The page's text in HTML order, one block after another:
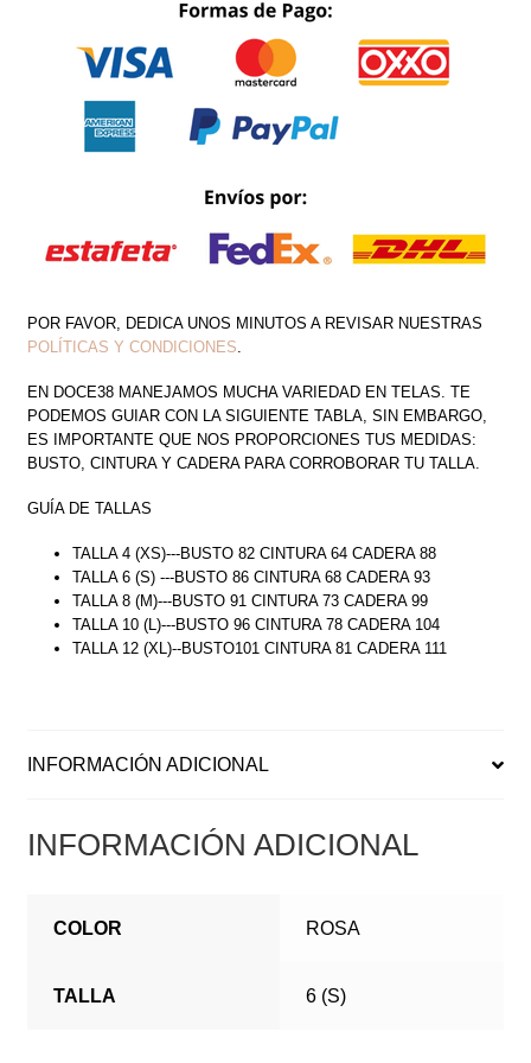
POR FAVOR, DEDICA UNOS MINUTOS A REVISAR NUESTRAS
POLÍTICAS Y CONDICIONES.
EN DOCE38 MANEJAMOS MUCHA VARIEDAD EN TELAS. TE
PODEMOS GUIAR CON LA SIGUIENTE TABLA, SIN EMBARGO,
ES IMPORTANTE QUE NOS PROPORCIONES TUS MEDIDAS:
BUSTO, CINTURA Y CADERA PARA CORROBORAR TU TALLA.
GUÍA DE TALLAS
TALLA 4 (XS)---BUSTO 82 CINTURA 64 CADERA 88
TALLA 6 (S) ---BUSTO 86 CINTURA 68 CADERA 93
TALLA 8 (M)---BUSTO 91 CINTURA 73 CADERA 99
TALLA 10 (L)---BUSTO 96 CINTURA 78 CADERA 104
TALLA 12 (XL)--BUSTO101 CINTURA 81 CADERA 111
INFORMACIÓN ADICIONAL
INFORMACIÓN ADICIONAL
COLOR ROSA
TALLA 6 (S)